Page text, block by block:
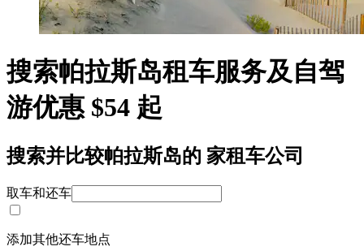
搜索帕拉斯岛租车服务及自驾
游优惠 $54 起
搜索并比较帕拉斯岛的 家租车公司
取车和还车
添加其他还车地点